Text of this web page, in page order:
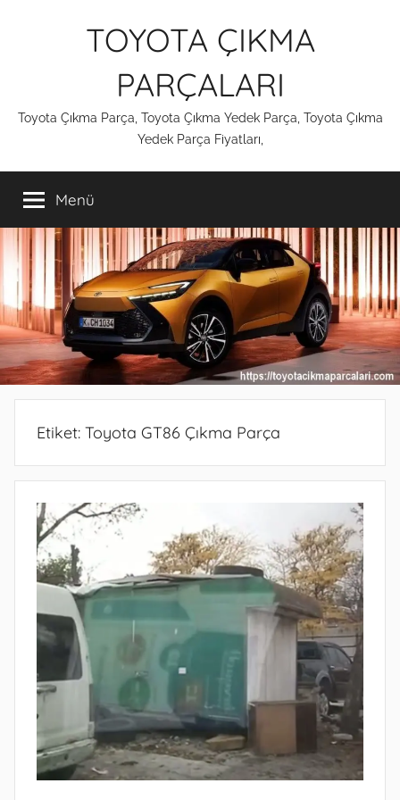
TOYOTA ÇIKMA
PARÇALARI
Toyota Çıkma Parça, Toyota Çıkma Yedek Parça, Toyota Çıkma
Yedek Parça Fiyatları,
Menü
Etiket: Toyota GT86 Çıkma Parça